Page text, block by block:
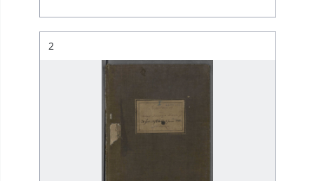
Résultat n°
2